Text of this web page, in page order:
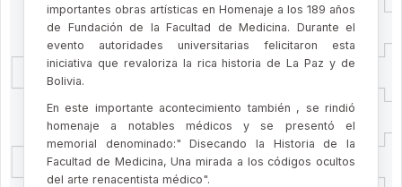
importantes obras artísticas en Homenaje a los 189 años
de Fundación de la Facultad de Medicina. Durante el
evento autoridades universitarias felicitaron esta
iniciativa que revaloriza la rica historia de La Paz y de
Bolivia.
En este importante acontecimiento también , se rindió
homenaje a notables médicos y se presentó el
memorial denominado:" Disecando la Historia de la
Facultad de Medicina, Una mirada a los códigos ocultos
del arte renacentista médico".